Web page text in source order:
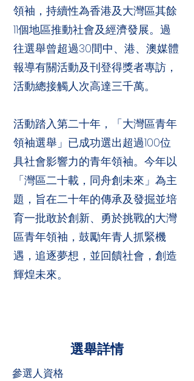
領袖，持續性為香港及大灣區其餘
11個地區推動社會及經濟發展。過
往選舉曾超過30間中、港、澳媒體
報導有關活動及刊登得獎者專訪，
活動總接觸人次高達三千萬。
活動踏入第二十年，「大灣區青年
領袖選舉」已成功選出超過100位
具社會影響力的青年領袖。今年以
「灣區二十載，同舟創未來」為主
題，旨在二十年的傳承及發掘並培
育一批敢於創新、勇於挑戰的大灣
區青年領袖，鼓勵年青人抓緊機
遇，追逐夢想，並回饋社會，創造
輝煌未來。
選舉詳情
參選人資格